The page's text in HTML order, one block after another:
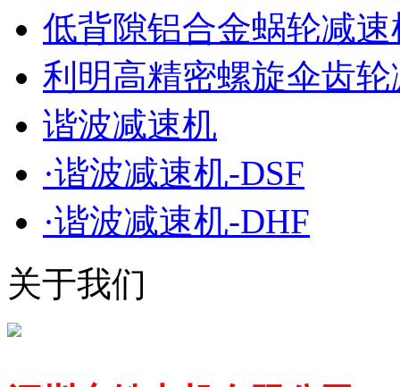
低背隙铝合金蜗轮减速
利明高精密螺旋伞齿
谐波减速机
·谐波减速机-DSF
·谐波减速机-DHF
关于我们